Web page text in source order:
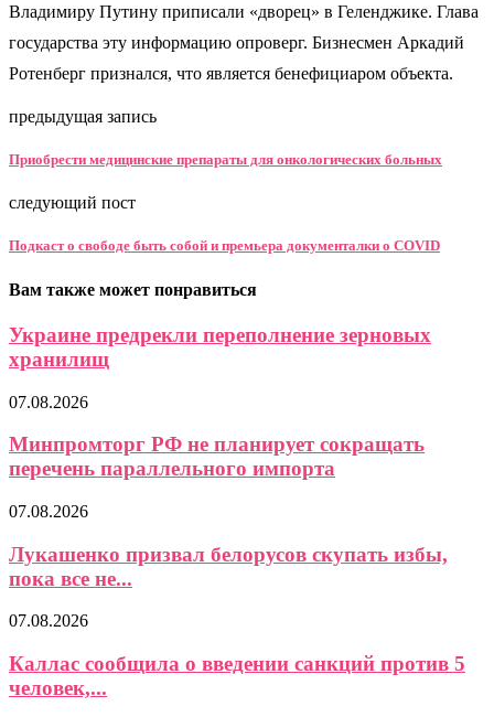
Владимиру Путину приписали «дворец» в Геленджике. Глава
государства эту информацию опроверг. Бизнесмен Аркадий
Ротенберг признался, что является бенефициаром объекта.
предыдущая запись
Приобрести медицинские препараты для онкологических больных
следующий пост
Подкаст о свободе быть собой и премьера документалки о COVID
Вам также может понравиться
Украине предрекли переполнение зерновых
хранилищ
07.08.2026
Минпромторг РФ не планирует сокращать
перечень параллельного импорта
07.08.2026
Лукашенко призвал белорусов скупать избы,
пока все не...
07.08.2026
Каллас сообщила о введении санкций против 5
человек,...